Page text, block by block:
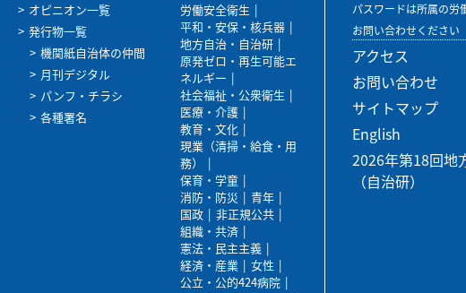
オピニオン一覧
発行物一覧
機関紙自治体の仲間
月刊デジタル
パンフ・チラシ
各種署名
労働安全衛生
平和・安保・核兵器
地方自治・自治研
原発ゼロ・再生可能エ
ネルギー
社会福祉・公衆衛生
医療・介護
教育・文化
現業（清掃・給食・用
務）
保育・学童
消防・防災
青年
国政
非正規公共
組織・共済
憲法・民主主義
経済・産業
女性
公立・公的424病院
パスワードは所属の労
お問い合わせください
アクセス
お問い合わせ
サイトマップ
English
2026年第18回地
（自治研）